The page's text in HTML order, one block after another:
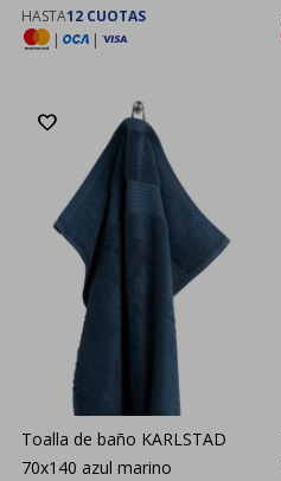
HASTA12 CUOTAS
|
|
Toalla de baño KARLSTAD
70x140 azul marino